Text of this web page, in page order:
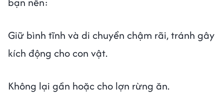
Giữ bình tĩnh và di chuyển chậm rãi, tránh gây
kích động cho con vật.
Không lại gần hoặc cho lợn rừng ăn.